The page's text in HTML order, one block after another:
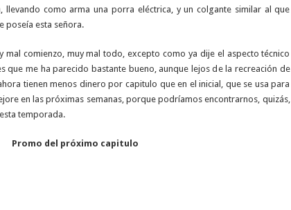
llevando como arma una porra eléctrica, y un colgante similar al que
poseía esta señora.
mal comienzo, muy mal todo, excepto como ya dije el aspecto técnico
que me ha parecido bastante bueno, aunque lejos de la recreación de
tienen menos dinero por capitulo que en el inicial, que se usa para
en las próximas semanas, porque podríamos encontrarnos, quizás,
temporada.
Promo del próximo capitulo